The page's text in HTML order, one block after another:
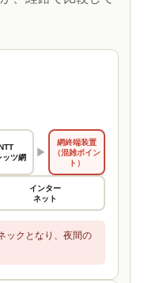
NTT
ッツ網
▶
網終端装置
（混雑ポイン
ト）
インター
ネット
ックとなり、夜間の